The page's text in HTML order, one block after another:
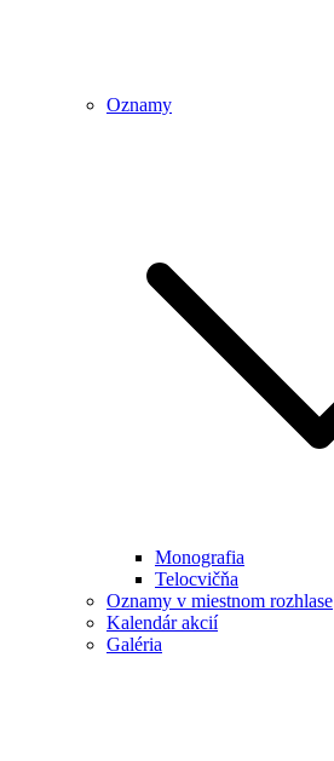
Oznamy
Monografia
Telocvičňa
Oznamy v miestnom rozhlase
Kalendár akcií
Galéria